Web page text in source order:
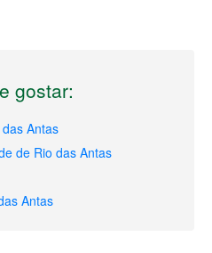
gostar:
Antas
de Rio das Antas
Antas